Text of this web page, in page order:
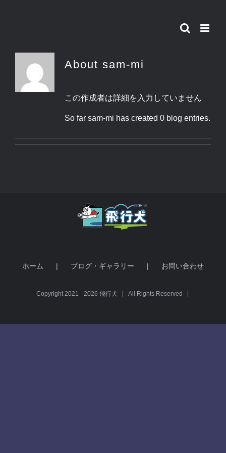
About sam-mi
この作成者は詳細を入力していません
So far sam-mi has created 0 blog entries.
ホーム ブログ・ギャラリー お問い合わせ
Copyright 2021 - 2026 飛行犬 | All Rights Reserved |